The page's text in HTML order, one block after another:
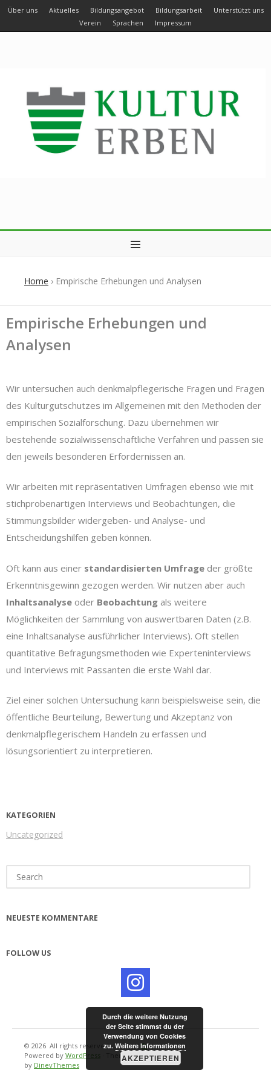
Über uns Aktuelles Bildungsangebot Bildungsarbeit
Unterstützt uns
Verein
Sprachen Impressum
MENU
Home › Empirische Erhebungen und Analysen
Empirische Erhebungen und
Analysen
Wir untersuchen auch denkmalpflegerische Fragen und Fragen
des Kulturgutschutzes im Allgemeinen mit den Methoden der
empirischen Sozialforschung. Dazu übernehmen wir
bestehende sozialwissenschaftliche Verfahren und passen sie
den jeweils besonderen Erfordernissen an.
Wir arbeiten mit repräsentativen Umfragen ebenso wie mit
stichprobenartigen Interviews und Beobachtungen, die
Stimmungsbilder widergeben- und Analyse- und
Entscheidungshilfen geben können.
Oft kann aus einer standardisierten Umfrage der größte
Erkenntnisgewinn gezogen werden. Wir nutzen aber auch
Inhaltsanalyse oder Beobachtung als weitere
Möglichkeiten der Sammlung von auswertbaren Daten (z.B.
eine Inhaltsanalyse ausführlicher Interviews). Oft stellen
quantitative Befragungsmethoden wie Experteninterviews
und Interviews mit Passanten die erste Wahl dar.
Ziel einer solchen Untersuchung kann beispielsweise sein, die
öffentliche Beurteilung, Bewertung und Akzeptanz von
denkmalpflegerischem Handeln zu erfassen und
lösungsorientiert zu interpretieren.
KATEGORIEN
Uncategorized
for:
NEUESTE KOMMENTARE
FOLLOW US
© 2026 All rights reserved·
Powered by WordPress
Theme
by DinevThemes
Durch die weitere Nutzung
der Seite stimmst du der
Verwendung von Cookies
zu. Weitere Informationen
AKZEPTIEREN